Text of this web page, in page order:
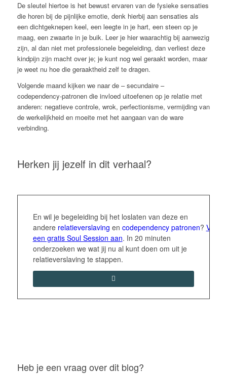
De sleutel hiertoe is het bewust ervaren van de fysieke sensaties
die horen bij de pijnlijke emotie, denk hierbij aan sensaties als
een dichtgeknepen keel, een leegte in je hart, een steen op je
maag, een zwaarte in je buik. Leer je hier waarachtig bij aanwezig
zijn, al dan niet met professionele begeleiding, dan verliest deze
kindpijn zijn macht over je; je kunt nog wel geraakt worden, maar
je weet nu hoe die geraaktheid zelf te dragen.
Volgende maand kijken we naar de – secundaire –
codependency-patronen die invloed uitoefenen op je relatie met
anderen: negatieve controle, wrok, perfectionisme, vermijding van
de werkelijkheid en moeite met het aangaan van de ware
verbinding.
Herken jij jezelf in dit verhaal?
En wil je begeleiding bij het loslaten van deze en
andere relatieverslaving en codependency patronen? Vraag
een gratis Soul Session aan. In 20 minuten
onderzoeken we wat jij nu al kunt doen om uit je
relatieverslaving te stappen.
Heb je een vraag over dit blog?